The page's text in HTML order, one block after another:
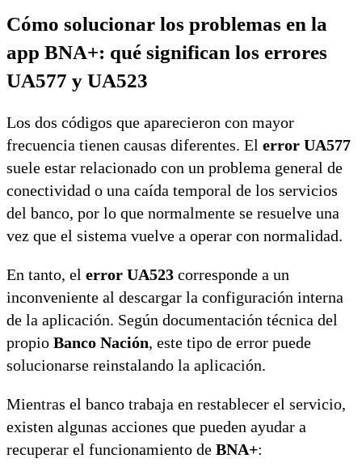
Cómo solucionar los problemas en la
app BNA+: qué significan los errores
UA577 y UA523
Los dos códigos que aparecieron con mayor
frecuencia tienen causas diferentes. El error UA577
suele estar relacionado con un problema general de
conectividad o una caída temporal de los servicios
del banco, por lo que normalmente se resuelve una
vez que el sistema vuelve a operar con normalidad.
En tanto, el error UA523 corresponde a un
inconveniente al descargar la configuración interna
de la aplicación. Según documentación técnica del
propio Banco Nación, este tipo de error puede
solucionarse reinstalando la aplicación.
Mientras el banco trabaja en restablecer el servicio,
existen algunas acciones que pueden ayudar a
recuperar el funcionamiento de BNA+: